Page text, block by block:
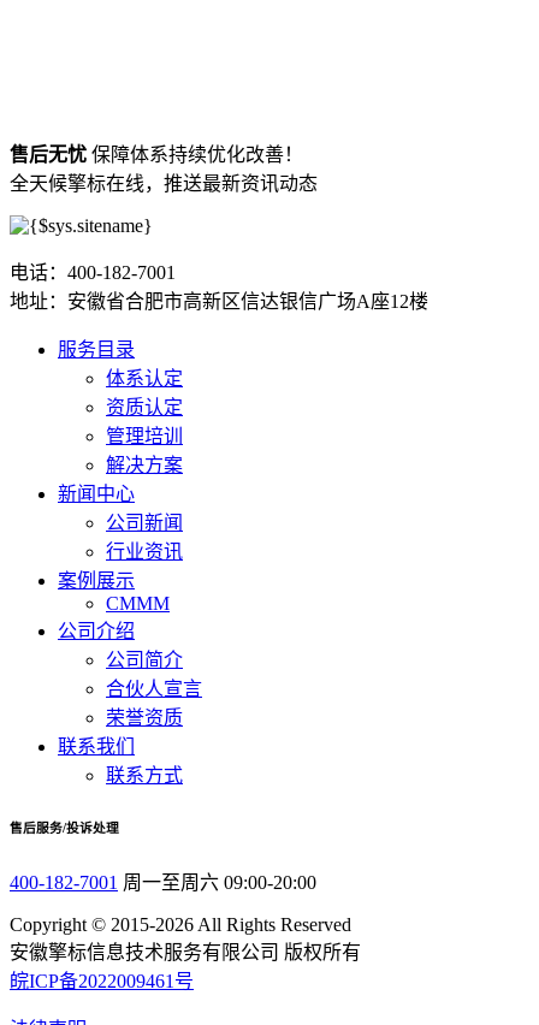
售后无忧 保障体系持续优化改善！
全天候擎标在线，推送最新资讯动态
电话：400-182-7001
地址：安徽省合肥市高新区信达银信广场A座12楼
服务目录
体系认定
资质认定
管理培训
解决方案
新闻中心
公司新闻
行业资讯
案例展示
CMMM
公司介绍
公司简介
合伙人宣言
荣誉资质
联系我们
联系方式
售后服务/投诉处理
400-182-7001 周一至周六 09:00-20:00
Copyright © 2015-2026 All Rights Reserved
安徽擎标信息技术服务有限公司 版权所有
皖ICP备2022009461号